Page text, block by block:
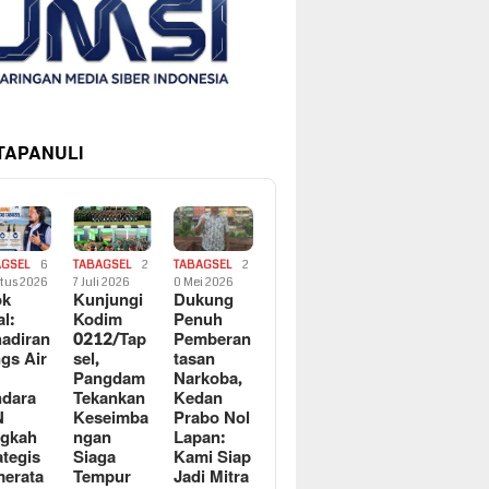
6
2026
Air
TABAGSEL
2
7 Juli 2026
Kunjungi
Kodim
0212/Tap
sel,
Pangdam
Tekankan
Keseimba
ngan
Siaga
Tempur
TABAGSEL
2
0 Mei 2026
Dukung
Penuh
Pemberan
tasan
Narkoba,
Kedan
Prabo Nol
Lapan:
Kami Siap
Jadi Mitra